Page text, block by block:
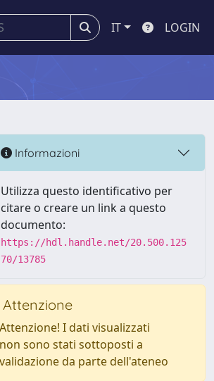
IT LOGIN
Informazioni
Utilizza questo identificativo per
citare o creare un link a questo
documento:
https://hdl.handle.net/20.500.125
70/13785
Attenzione
Attenzione! I dati visualizzati
non sono stati sottoposti a
validazione da parte dell'ateneo